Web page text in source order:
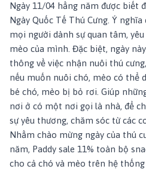
Ngày 11/04 hằng năm được biết
Ngày Quốc Tế Thú Cưng. Ý
mọi người dành sự quan tâm,
mèo của mình. Đặc biệt, ngày
thông về việc nhận nuôi thú
nếu muốn nuôi chó, mèo có thể
bé chó, mèo bị bỏ rơi. Giúp
nơi ở có một nơi gọi là nhà, để
sự yêu thương, chăm sóc từ các
Nhằm chào mừng ngày của thú
năm, Paddy sale 11% toàn bộ
cho cả chó và mèo trên hệ